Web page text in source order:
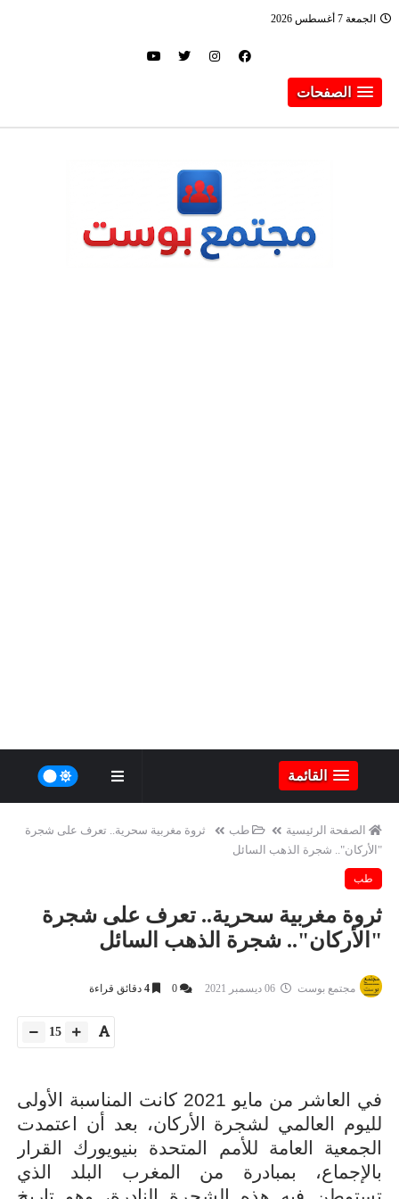
الجمعة 7 أغسطس 2026
الصفحات
القائمة
الصفحة الرئيسية طب
ثروة مغربية سحرية.. تعرف على شجرة
"الأركان".. شجرة الذهب السائل
طب
ثروة مغربية سحرية.. تعرف على شجرة
"الأركان".. شجرة الذهب السائل
مجتمع بوست 0
4 دقائق قراءة
15
في العاشر من مايو 2021 كانت المناسبة الأولى
لليوم العالمي لشجرة الأركان، بعد أن اعتمدت
الجمعية العامة للأمم المتحدة بنيويورك القرار
بالإجماع، بمبادرة من المغرب البلد الذي